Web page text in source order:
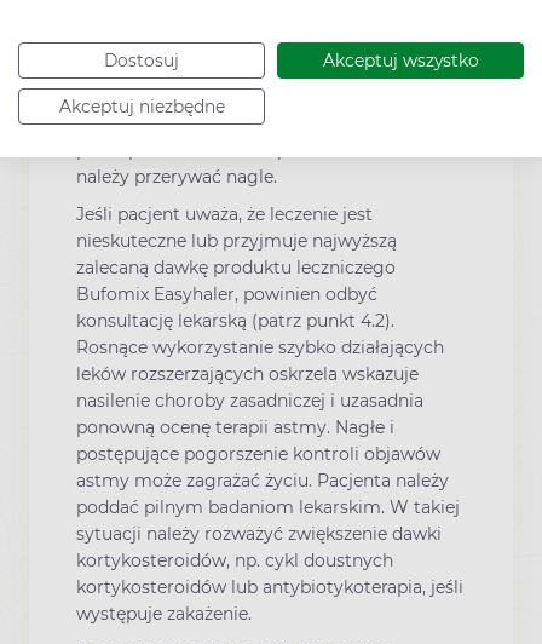
Dostosuj Akceptuj wszystko
Akceptuj niezbędne
Ostrzeżenia
Zaleca się stopniowe zmniejszanie dawki
należy przerywać nagle.
Jeśli pacjent uważa, że leczenie jest
nieskuteczne lub przyjmuje najwyższą
zalecaną dawkę produktu leczniczego
Bufomix Easyhaler, powinien odbyć
konsultację lekarską (patrz punkt 4.2).
Rosnące wykorzystanie szybko działających
leków rozszerzających oskrzela wskazuje
nasilenie choroby zasadniczej i uzasadnia
ponowną ocenę terapii astmy. Nagłe i
postępujące pogorszenie kontroli objawów
astmy może zagrażać życiu. Pacjenta należy
poddać pilnym badaniom lekarskim. W takiej
sytuacji należy rozważyć zwiększenie dawki
kortykosteroidów, np. cykl doustnych
kortykosteroidów lub antybiotykoterapia, jeśli
występuje zakażenie.